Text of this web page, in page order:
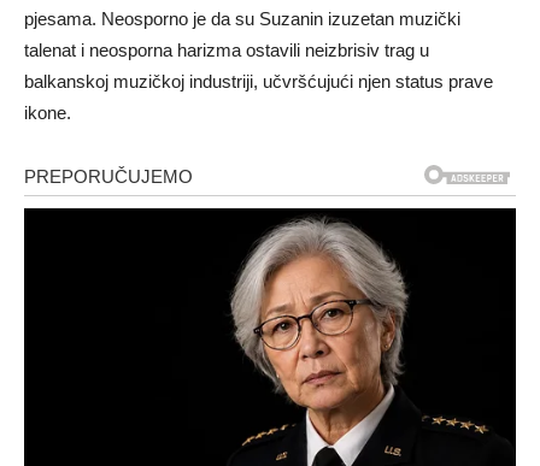
pjesama. Neosporno je da su Suzanin izuzetan muzički
talenat i neosporna harizma ostavili neizbrisiv trag u
balkanskoj muzičkoj industriji, učvršćujući njen status prave
ikone.